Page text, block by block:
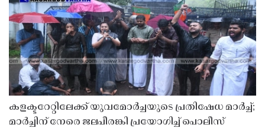
കളക്ടറേറ്റിലേക്ക് യുവമോർച്ചയുടെ പ്രതിഷേധ മാർച്ച്;
മാർച്ചിന് നേരെ ജലപീരങ്കി പ്രയോഗിച്ച് പൊലീസ്